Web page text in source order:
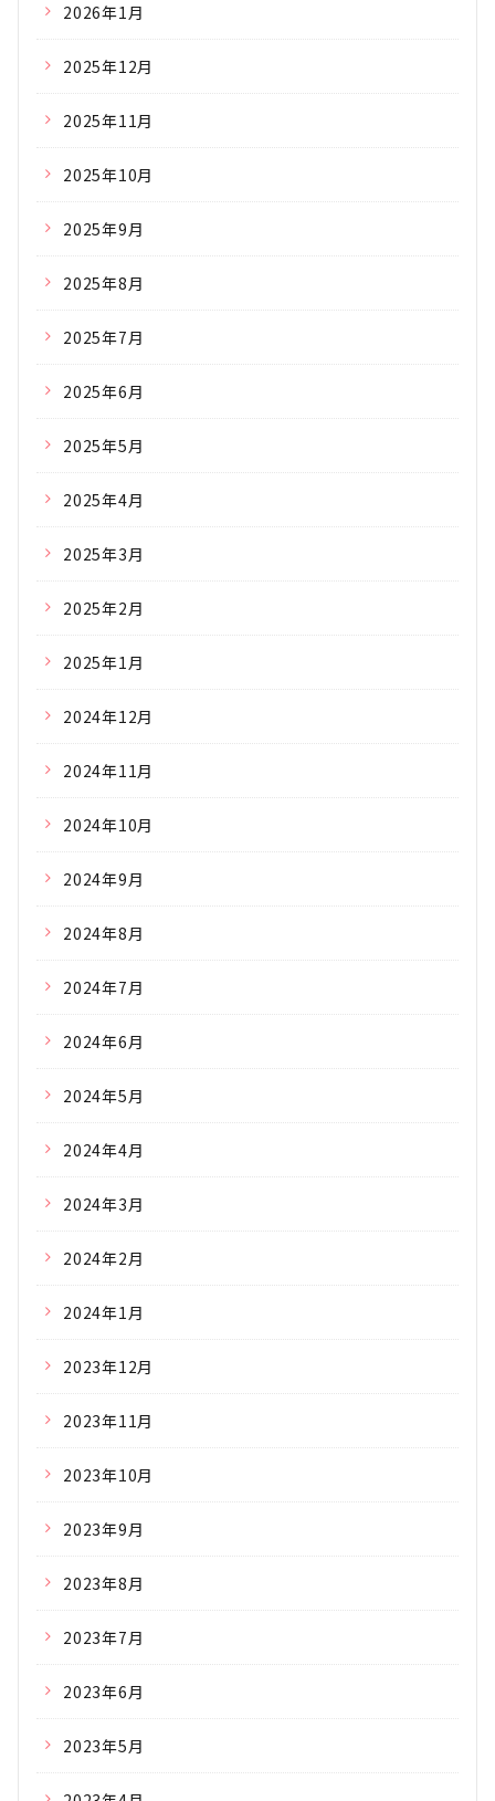
2026年1月
2025年12月
2025年11月
2025年10月
2025年9月
2025年8月
2025年7月
2025年6月
2025年5月
2025年4月
2025年3月
2025年2月
2025年1月
2024年12月
2024年11月
2024年10月
2024年9月
2024年8月
2024年7月
2024年6月
2024年5月
2024年4月
2024年3月
2024年2月
2024年1月
2023年12月
2023年11月
2023年10月
2023年9月
2023年8月
2023年7月
2023年6月
2023年5月